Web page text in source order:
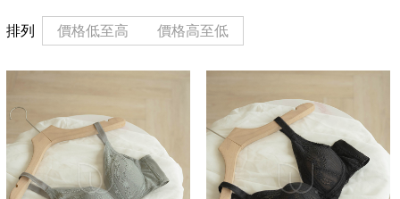
排列 價格低至高 價格高至低